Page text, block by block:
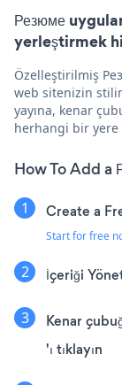
Резюме
yerleştirmek
Özelleştirilmiş
web sitenizin
yayına, kenar
herhangi bir
How To Add a
Create a
Start for free
İçeriği
Kenar
'ı tıklayın